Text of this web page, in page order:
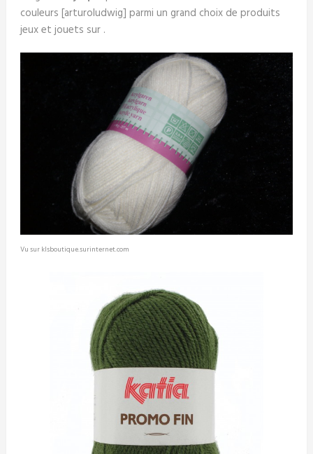
couleurs [arturoludwig] parmi un grand choix de produits
jeux et jouets sur .
Vu sur klsboutique.surinternet.com